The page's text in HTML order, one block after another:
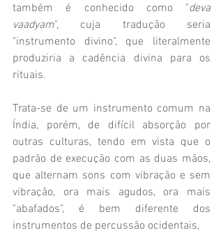
também é conhecido como "deva
vaadyam", cuja tradução seria
"instrumento divino", que literalmente
produziria a cadência divina para os
rituais.
Trata-se de um instrumento comum na
Índia, porém, de difícil absorção por
outras culturas, tendo em vista que o
padrão de execução com as duas mãos,
que alternam sons com vibração e sem
vibração, ora mais agudos, ora mais
"abafados", é bem diferente dos
instrumentos de percussão ocidentais,